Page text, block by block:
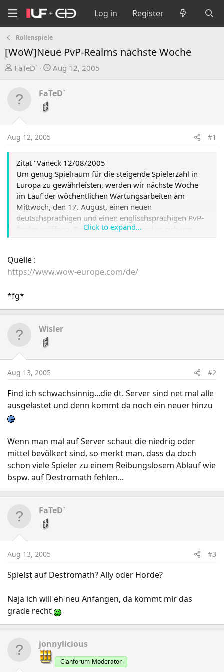
Log in Register
Rollenspiele
[WoW]Neue PvP-Realms nächste Woche
T
e
d
t
a
r
e
FaTeD`
S
a
d
t
e
Aug 12, 2005
FaTeD`
Aug 12, 2005 #1
Zitat "Vaneck 12/08/2005
Um genug Spielraum für die steigende Spielerzahl in
Europa zu gewährleisten, werden wir nächste Woche
im Lauf der wöchentlichen Wartungsarbeiten am
Mittwoch, den 17. August, einen neuen
deutschsprachigen und einen englischsprachigen PvP-
Realm eröffnen. Bei diesen Realms wird es sich um
"frische" Realms handeln, es wird als keine
Der Name des neuen deutschsprachigen Realms lautet:
Click to expand...
Quelle :
https://www.wow-europe.com/de/
*fg*
Wisler
Aug 13, 2005 #2
Find ich schwachsinnig...die dt. Server sind net mal alle
ausgelastet und denn kommt da noch ein neuer hinzu
Wenn man mal auf Server schaut die niedrig oder
mittel bevölkert sind, so merkt man, dass da doch
schon viele Spieler zu einem Reibungslosem Ablauf wie
bspw. auf Destromath fehlen...
FaTeD`
Aug 13, 2005 #3
Spielst auf Destromath? Ally oder Horde?
Naja ich will eh neu Anfangen, da kommt mir das
grade recht
jonnylicious
Clanforum-Moderator